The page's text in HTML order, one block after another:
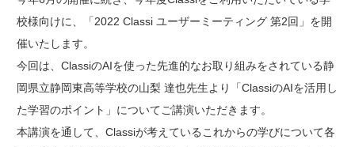
校様向けに、「2022 Classi ユーザーミーティング 第2回」を開
催いたします。
今回は、ClassiのAIを使った先進的なお取り組みをされている静
岡県立静岡東高等学校の山梨 達也先生より
「ClassiのAIを活用し
た学習のポイント」についてご講演いただきます。
本講演を通して、Classiが考えているこれからの学びについて各